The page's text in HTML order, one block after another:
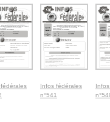
Infos fédérales
n°541